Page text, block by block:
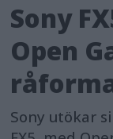
Sony
Open
Sony utökar